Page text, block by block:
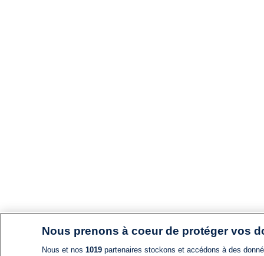
Nous prenons à coeur de protéger vos
Nous et nos 1019partenaires stockons et accédons à des